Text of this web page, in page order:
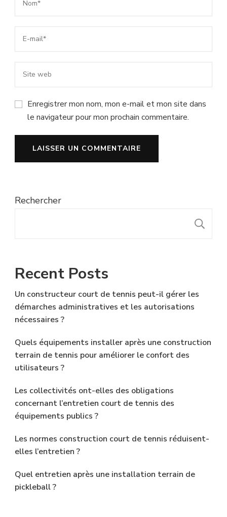
Enregistrer mon nom, mon e-mail et mon site dans
le navigateur pour mon prochain commentaire.
Rechercher
Recent Posts
Un constructeur court de tennis peut-il gérer les
démarches administratives et les autorisations
nécessaires ?
Quels équipements installer après une construction
terrain de tennis pour améliorer le confort des
utilisateurs ?
Les collectivités ont-elles des obligations
concernant l’entretien court de tennis des
équipements publics ?
Les normes construction court de tennis réduisent-
elles l’entretien ?
Quel entretien après une installation terrain de
pickleball ?